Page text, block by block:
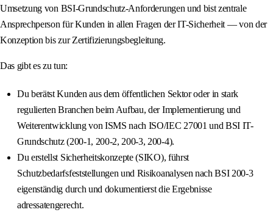
Umsetzung von BSI-Grundschutz-Anforderungen und bist zentrale
Ansprechperson für Kunden in allen Fragen der IT-Sicherheit — von der
Konzeption bis zur Zertifizierungsbegleitung.
Das gibt es zu tun:
Du berätst Kunden aus dem öffentlichen Sektor oder in stark
regulierten Branchen beim Aufbau, der Implementierung und
Weiterentwicklung von ISMS nach ISO/IEC 27001 und BSI IT-
Grundschutz (200‑1, 200‑2, 200‑3, 200‑4).
Du erstellst Sicherheitskonzepte (SIKO), führst
Schutzbedarfsfeststellungen und Risikoanalysen nach BSI 200‑3
eigenständig durch und dokumentierst die Ergebnisse
adressatengerecht.